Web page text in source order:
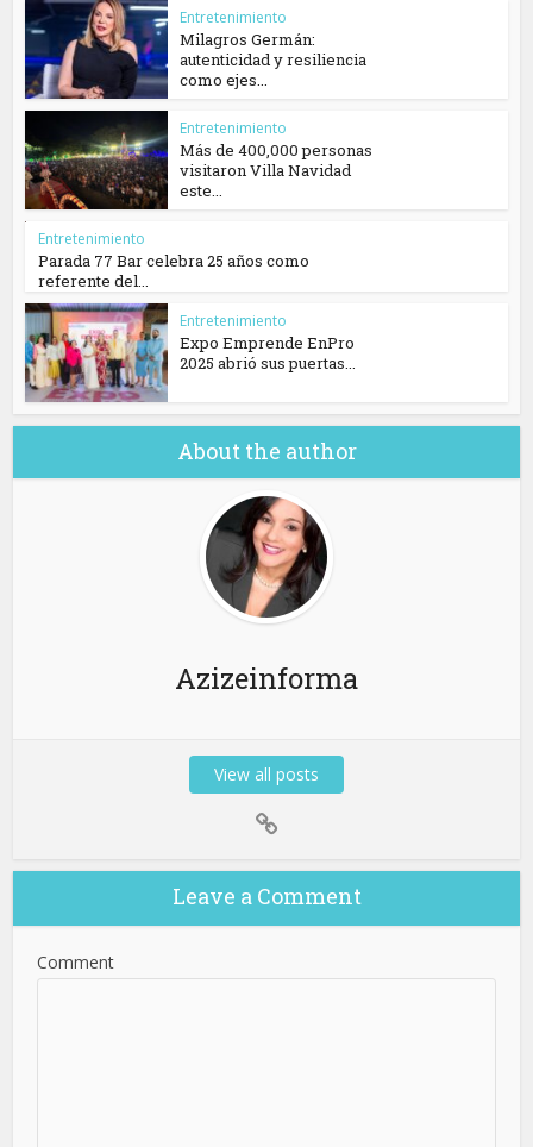
Entretenimiento
Milagros Germán:
autenticidad y resiliencia
como ejes...
Entretenimiento
Más de 400,000 personas
visitaron Villa Navidad
este...
Entretenimiento
Parada 77 Bar celebra 25 años como
referente del...
Entretenimiento
Expo Emprende EnPro
2025 abrió sus puertas...
About the author
Azizeinforma
View all posts
Leave a Comment
Comment